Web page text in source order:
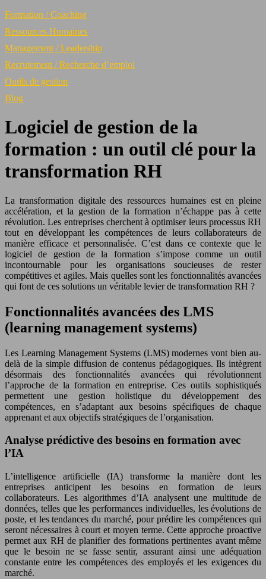
Formation / Coaching
Ressources Humaines
Management / Leadership
Recrutement / Recherche d’emploi
Outils de gestion
Blog
Logiciel de gestion de la
formation : un outil clé pour la
transformation RH
La transformation digitale des ressources humaines est en pleine
accélération, et la gestion de la formation n’échappe pas à cette
révolution. Les entreprises cherchent à optimiser leurs processus RH
tout en développant les compétences de leurs collaborateurs de
manière efficace et personnalisée. C’est dans ce contexte que le
logiciel de gestion de la formation s’impose comme un outil
incontournable pour les organisations soucieuses de rester
compétitives et agiles. Mais quelles sont les fonctionnalités avancées
qui font de ces solutions un véritable levier de transformation RH ?
Fonctionnalités avancées des LMS
(learning management systems)
Les Learning Management Systems (LMS) modernes vont bien au-
delà de la simple diffusion de contenus pédagogiques. Ils intègrent
désormais des fonctionnalités avancées qui révolutionnent
l’approche de la formation en entreprise. Ces outils sophistiqués
permettent une gestion holistique du développement des
compétences, en s’adaptant aux besoins spécifiques de chaque
apprenant et aux objectifs stratégiques de l’organisation.
Analyse prédictive des besoins en formation avec
l’IA
L’intelligence artificielle (IA) transforme la manière dont les
entreprises anticipent les besoins en formation de leurs
collaborateurs. Les algorithmes d’IA analysent une multitude de
données, telles que les performances individuelles, les évolutions de
poste, et les tendances du marché, pour prédire les compétences qui
seront nécessaires à court et moyen terme. Cette approche proactive
permet aux RH de planifier des formations pertinentes avant même
que le besoin ne se fasse sentir, assurant ainsi une adéquation
constante entre les compétences des employés et les exigences du
marché.